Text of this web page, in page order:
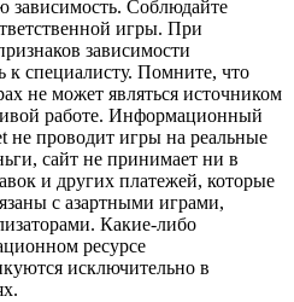
зависимость. Соблюдайте
игры. При
зависимости
к специалисту. Помните, что
не может являться источником
работе. Информационный
не проводит игры на реальные
сайт не принимает ни в
и других платежей, которые
с азартными играми,
Какие-либо
ресурсе
исключительно в